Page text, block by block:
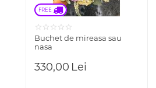
FREE
Buchet de mireasa sau
nasa
330,00 Lei